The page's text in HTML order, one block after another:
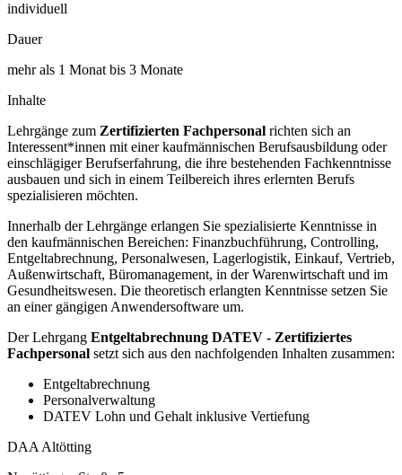
individuell
Dauer
mehr als 1 Monat bis 3 Monate
Inhalte
Lehrgänge zum Zertifizierten Fachpersonal richten sich an
Interessent*innen mit einer kaufmännischen Berufsausbildung oder
einschlägiger Berufserfahrung, die ihre bestehenden Fachkenntnisse
ausbauen und sich in einem Teilbereich ihres erlernten Berufs
spezialisieren möchten.
Innerhalb der Lehrgänge erlangen Sie spezialisierte Kenntnisse in
den kaufmännischen Bereichen: Finanzbuchführung, Controlling,
Entgeltabrechnung, Personalwesen, Lagerlogistik, Einkauf, Vertrieb,
Außenwirtschaft, Büromanagement, in der Warenwirtschaft und im
Gesundheitswesen. Die theoretisch erlangten Kenntnisse setzen Sie
an einer gängigen Anwendersoftware um.
Der Lehrgang Entgeltabrechnung DATEV - Zertifiziertes
Fachpersonal setzt sich aus den nachfolgenden Inhalten zusammen:
Entgeltabrechnung
Personalverwaltung
DATEV Lohn und Gehalt inklusive Vertiefung
DAA Altötting